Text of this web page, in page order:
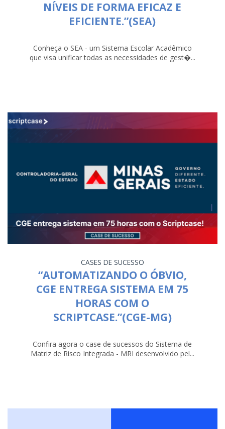
NÍVEIS DE FORMA EFICAZ E
EFICIENTE.”(SEA)
Conheça o SEA - um Sistema Escolar Acadêmico
que visa unificar todas as necessidades de gest�...
CASES DE SUCESSO
“AUTOMATIZANDO O ÓBVIO,
CGE ENTREGA SISTEMA EM 75
HORAS COM O
SCRIPTCASE.”(CGE-MG)
Confira agora o case de sucessos do Sistema de
Matriz de Risco Integrada - MRI desenvolvido pel...